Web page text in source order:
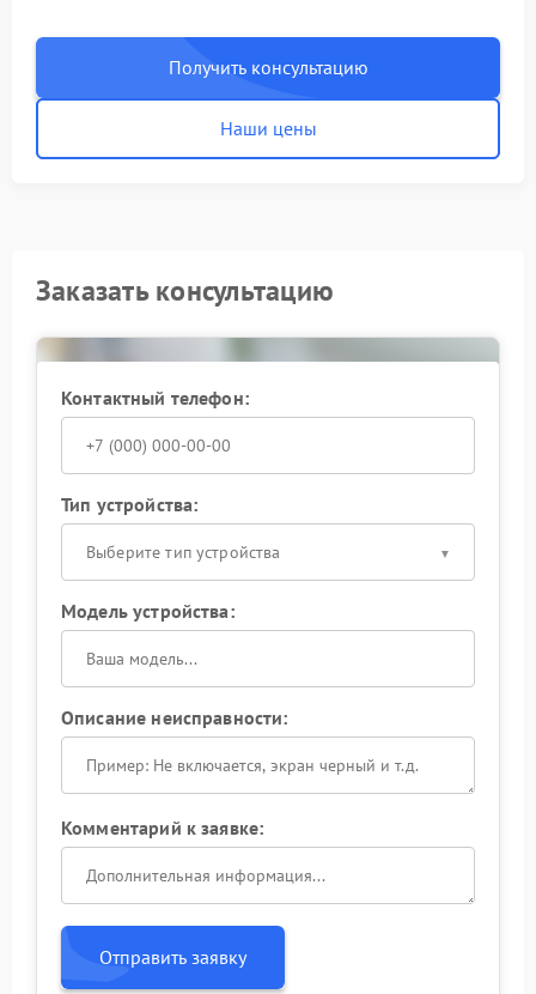
Получить консультацию
Наши цены
Заказать консультацию
Контактный телефон:
Тип устройства:
Выберите тип устройства
Модель устройства:
Описание неисправности:
Комментарий к заявке:
Отправить заявку